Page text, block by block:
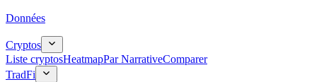
Données
Cryptos
Liste cryptosHeatmapPar NarrativeComparer
TradFi